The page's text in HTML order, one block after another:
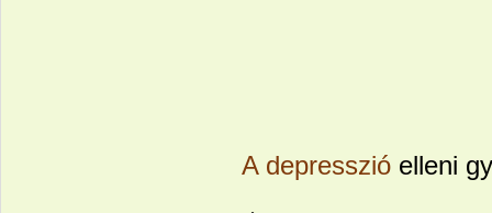
A depresszió elleni